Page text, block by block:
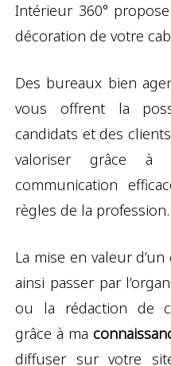
Intérieur 360°
décoration de votre
Des bureaux bien
vous offrent la
candidats et des
valoriser grâce à
communication
règles de la profession.
La mise en valeur
ainsi passer par
ou la rédaction de
grâce à ma
diffuser sur votre